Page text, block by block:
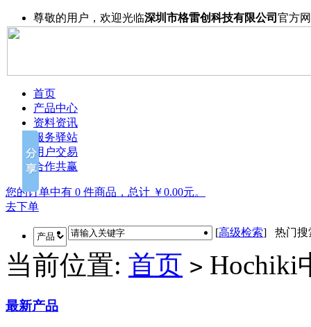
尊敬的用户，欢迎光临深圳市格雷创科技有限公司 官方
首页
产品中心
资料资讯
服务驿站
用户交易
合作共赢
您的订单中有 0 件商品，总计 ￥0.00元。
去下单
[高级检索] 热门搜
当前位置: 首页 > Hochiki
最新产品